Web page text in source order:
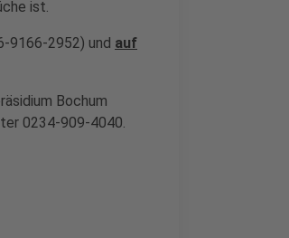
ist.
9166-2952) und auf
Bochum
0234-909-4040.